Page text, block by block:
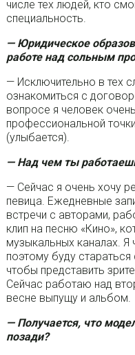
числе тех людей, кто
специальность.
— Юридическое
работе над сольным
— Исключительно в тех
ознакомиться с
вопросе я человек
профессиональной
(улыбается).
— Над чем ты
— Сейчас я очень хочу
певица. Ежедневные
встречи с авторами,
клип на песню «Кино»,
музыкальных каналах. Я
поэтому буду
чтобы представить
Сейчас работаю над
весне выпущу и альбом.
— Получается, что
позади?